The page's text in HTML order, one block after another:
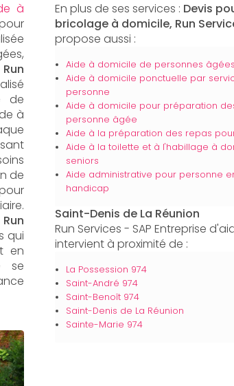
à
Run
de
à
de
Run
qui
en
se
En plus de ses services : Devis
bricolage à domicile, Run
propose aussi :
Aide à domicile de personnes
Aide à domicile ponctuelle par
personne
Aide à domicile pour préparation
personne âgée
Aide à la préparation des repas
Aide à la toilette et à l'habillage à
seniors
Aide administrative pour personne
handicap
Saint-Denis de La Réunion
Run Services - SAP Entreprise
intervient à proximité de :
La Possession 974
Saint-André 974
Saint-Benoît 974
Saint-Denis de La Réunion
Sainte-Marie 974